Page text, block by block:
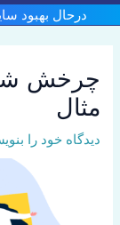
پرش
به
درحال بهبود
مثال
دیدگاه‌ خود را